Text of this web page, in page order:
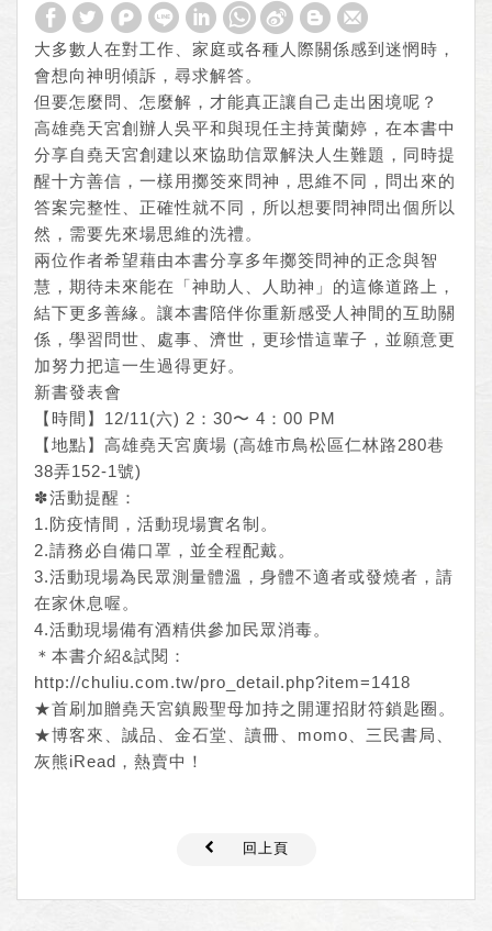
大多數人在對工作、家庭或各種人際關係感到迷惘時，
會想向神明傾訴，尋求解答。
但要怎麼問、怎麼解，才能真正讓自己走出困境呢？
高雄堯天宮創辦人吳平和與現任主持黃蘭婷，在本書中
分享自堯天宮創建以來協助信眾解決人生難題，同時提
醒十方善信，一樣用擲筊來問神，思維不同，問出來的
答案完整性、正確性就不同，所以想要問神問出個所以
然，需要先來場思維的洗禮。
兩位作者希望藉由本書分享多年擲筊問神的正念與智
慧，期待未來能在「神助人、人助神」的這條道路上，
結下更多善緣。讓本書陪伴你重新感受人神間的互助關
係，學習問世、處事、濟世，更珍惜這輩子，並願意更
加努力把這一生過得更好。
新書發表會
【時間】12/11(六) 2：30〜 4：00 PM
【地點】高雄堯天宮廣場 (高雄市鳥松區仁林路280巷
38弄152-1號)
✽活動提醒：
1.防疫情間，活動現場實名制。
2.請務必自備口罩，並全程配戴。
3.活動現場為民眾測量體溫，身體不適者或發燒者，請
在家休息喔。
4.活動現場備有酒精供參加民眾消毒。
＊本書介紹&試閱：
http://chuliu.com.tw/pro_detail.php?item=1418
★首刷加贈堯天宮鎮殿聖母加持之開運招財符鎖匙圈。
★博客來、誠品、金石堂、讀冊、momo、三民書局、
灰熊iRead，熱賣中！
回上頁